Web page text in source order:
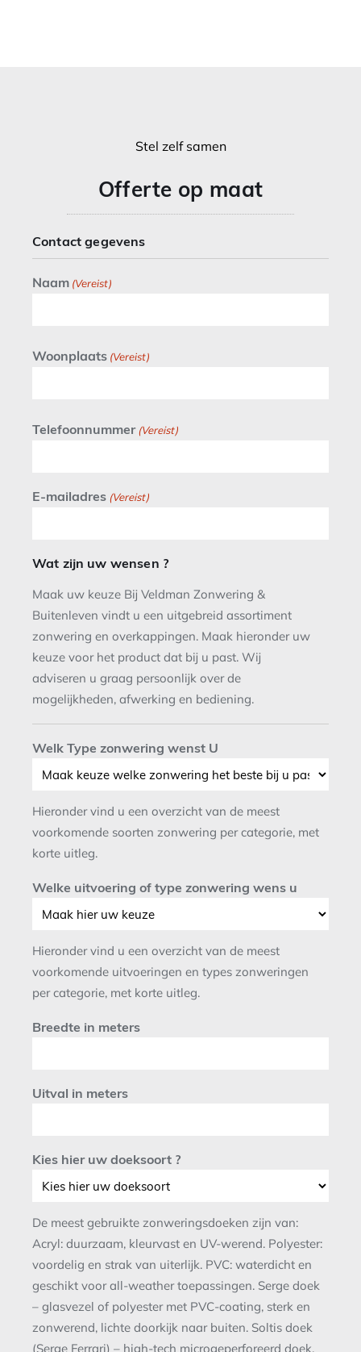
Stel zelf samen
Offerte op maat
Contact gegevens
Naam (Vereist)
Woonplaats (Vereist)
Telefoonnummer (Vereist)
E-mailadres (Vereist)
Wat zijn uw wensen ?
Maak uw keuze Bij Veldman Zonwering &
Buitenleven vindt u een uitgebreid assortiment
zonwering en overkappingen. Maak hieronder uw
keuze voor het product dat bij u past. Wij
adviseren u graag persoonlijk over de
mogelijkheden, afwerking en bediening.
Welk Type zonwering wenst U
Hieronder vind u een overzicht van de meest
voorkomende soorten zonwering per categorie, met
korte uitleg.
Welke uitvoering of type zonwering wens u
Hieronder vind u een overzicht van de meest
voorkomende uitvoeringen en types zonweringen
per categorie, met korte uitleg.
Breedte in meters
Uitval in meters
Kies hier uw doeksoort ?
De meest gebruikte zonweringsdoeken zijn van:
Acryl: duurzaam, kleurvast en UV-werend. Polyester:
voordelig en strak van uiterlijk. PVC: waterdicht en
geschikt voor all-weather toepassingen. Serge doek
– glasvezel of polyester met PVC-coating, sterk en
zonwerend, lichte doorkijk naar buiten. Soltis doek
(Serge Ferrari) – high-tech microgeperforeerd doek,